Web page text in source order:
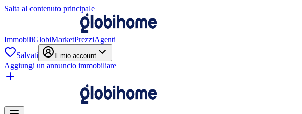
Salta al contenuto principale
ImmobiliGlobiMarketPrezziAgenti
Salvati
Il mio account
Aggiungi un annuncio immobiliare